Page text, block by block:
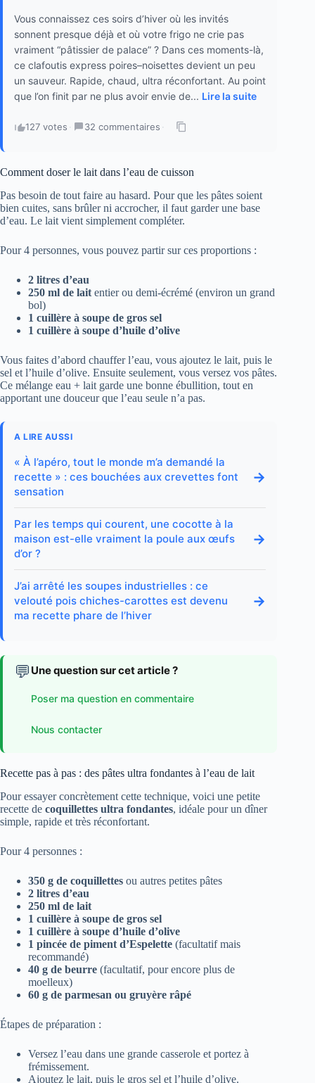
Vous connaissez ces soirs d’hiver où les invités
sonnent presque déjà et où votre frigo ne crie pas
vraiment “pâtissier de palace” ? Dans ces moments-là,
ce clafoutis express poires–noisettes devient un peu
un sauveur. Rapide, chaud, ultra réconfortant. Au point
que l’on finit par ne plus avoir envie de... Lire la suite
127 votes · 32 commentaires ·
Comment doser le lait dans l’eau de cuisson
Pas besoin de tout faire au hasard. Pour que les pâtes soient
bien cuites, sans brûler ni accrocher, il faut garder une base
d’eau. Le lait vient simplement compléter.
Pour 4 personnes, vous pouvez partir sur ces proportions :
2 litres d’eau
250 ml de lait entier ou demi-écrémé (environ un grand
bol)
1 cuillère à soupe de gros sel
1 cuillère à soupe d’huile d’olive
Vous faites d’abord chauffer l’eau, vous ajoutez le lait, puis le
sel et l’huile d’olive. Ensuite seulement, vous versez vos pâtes.
Ce mélange eau + lait garde une bonne ébullition, tout en
apportant une douceur que l’eau seule n’a pas.
A LIRE AUSSI
« À l’apéro, tout le monde m’a demandé la
recette » : ces bouchées aux crevettes font
sensation
→
Par les temps qui courent, une cocotte à la
maison est-elle vraiment la poule aux œufs
d’or ?
→
J’ai arrêté les soupes industrielles : ce
velouté pois chiches-carottes est devenu
ma recette phare de l’hiver
→
💬 Une question sur cet article ?
Poser ma question en commentaire
Nous contacter
Recette pas à pas : des pâtes ultra fondantes à l’eau de lait
Pour essayer concrètement cette technique, voici une petite
recette de coquillettes ultra fondantes, idéale pour un dîner
simple, rapide et très réconfortant.
Pour 4 personnes :
350 g de coquillettes ou autres petites pâtes
2 litres d’eau
250 ml de lait
1 cuillère à soupe de gros sel
1 cuillère à soupe d’huile d’olive
1 pincée de piment d’Espelette (facultatif mais
recommandé)
40 g de beurre (facultatif, pour encore plus de
moelleux)
60 g de parmesan ou gruyère râpé
Étapes de préparation :
Versez l’eau dans une grande casserole et portez à
frémissement.
Ajoutez le lait, puis le gros sel et l’huile d’olive.